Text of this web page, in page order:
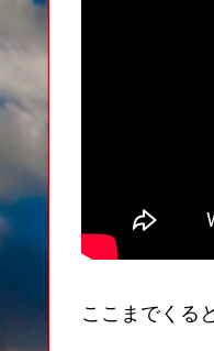
ここまでくる